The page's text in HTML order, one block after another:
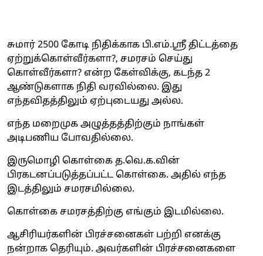
சுமார் 2500 கோடி நிதிக்காக பி.எம்.ஸ்ரீ திட்டத்தை
ஏற்றுக்கொள்வீர்களா?, சமரசம் செய்து
கொள்வீர்களா? என்ற கேள்விக்கு, கடந்த 2
ஆண்டுகளாக நிதி வரவில்லை. இது
எந்தவிதத்திலும் ஏற்புடையது அல்ல.
எந்த மறைமுக அழுத்தத்திற்கும் நாங்கள்
அடிபணிய போவதில்லை.
இருமொழி கொள்கை த.வெ.க.வின்
பிரகடனப்படுத்தப்பட்ட கொள்கை. அதில் எந்த
இடத்திலும் சமரசமில்லை.
கொள்கை சமரசத்திற்கு எங்கும் இடமில்லை.
ஆசிரியர்களின் பிரச்சனைகள் பற்றி எனக்கு
நன்றாக தெரியும். அவர்களின் பிரச்சனைகளை